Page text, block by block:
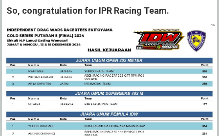
So, congratulation for IPR Racing Team.